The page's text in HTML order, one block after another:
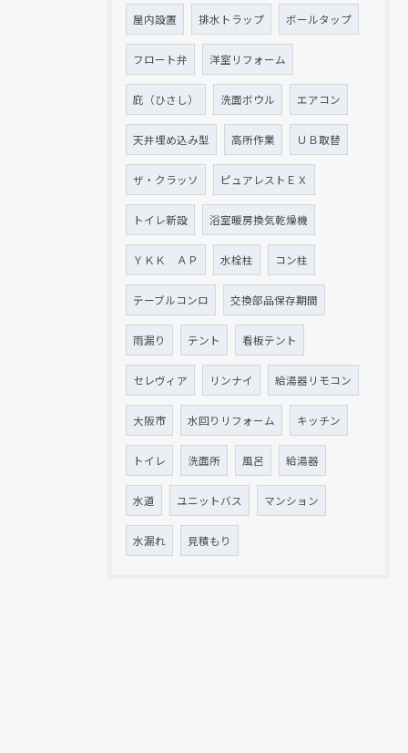
屋内設置 排水トラップ ボールタップ
フロート弁 洋室リフォーム
庇（ひさし） 洗面ボウル エアコン
天井埋め込み型 高所作業 ＵＢ取替
ザ・クラッソ ピュアレストＥＸ
トイレ新設 浴室暖房換気乾燥機
ＹＫＫ ＡＰ 水栓柱 コン柱
テーブルコンロ 交換部品保存期間
雨漏り テント 看板テント
セレヴィア リンナイ 給湯器リモコン
大阪市 水回りリフォーム キッチン
トイレ 洗面所 風呂 給湯器
水道 ユニットバス マンション
水漏れ 見積もり